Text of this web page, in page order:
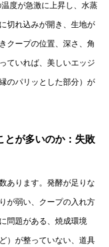
度が急激に上昇し、水蒸
切れ込みが開き、生地が
クープの位置、深さ、角
ていれば、美しいエッジ
のパリッとした部分）が
とが多いのか：失敗
あります。発酵が足りな
が弱い、クープの入れ方
問題がある、焼成環境
）が整っていない、道具